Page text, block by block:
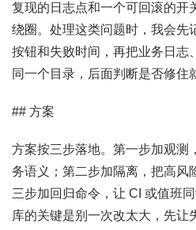
复现的日志点和一个可回滚的开
绕圈。处理这类问题时，我会先
按钮和失败时间，再把业务日志
同一个目录，后面判断是否修住
## 方案
方案按三步落地。第一步加观测
务语义；第二步加隔离，把高风
三步加回归命令，让 CI 或值班
库的关键是别一次改太大，先让